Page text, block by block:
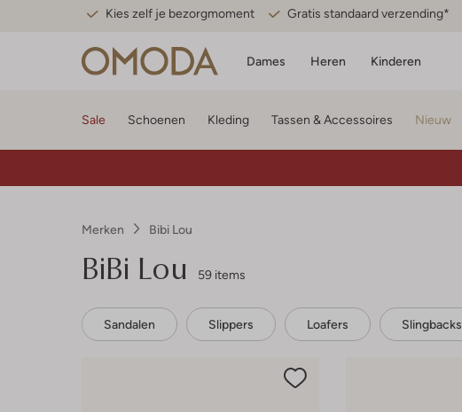
Kies zelf je bezorgmoment Gratis standaard verzending*
Dames Heren Kinderen
Sale Schoenen Kleding Tassen & Accessoires Nieuw
Merken Bibi Lou
BiBi Lou 59 items
Sandalen Slippers Loafers Slingbacks